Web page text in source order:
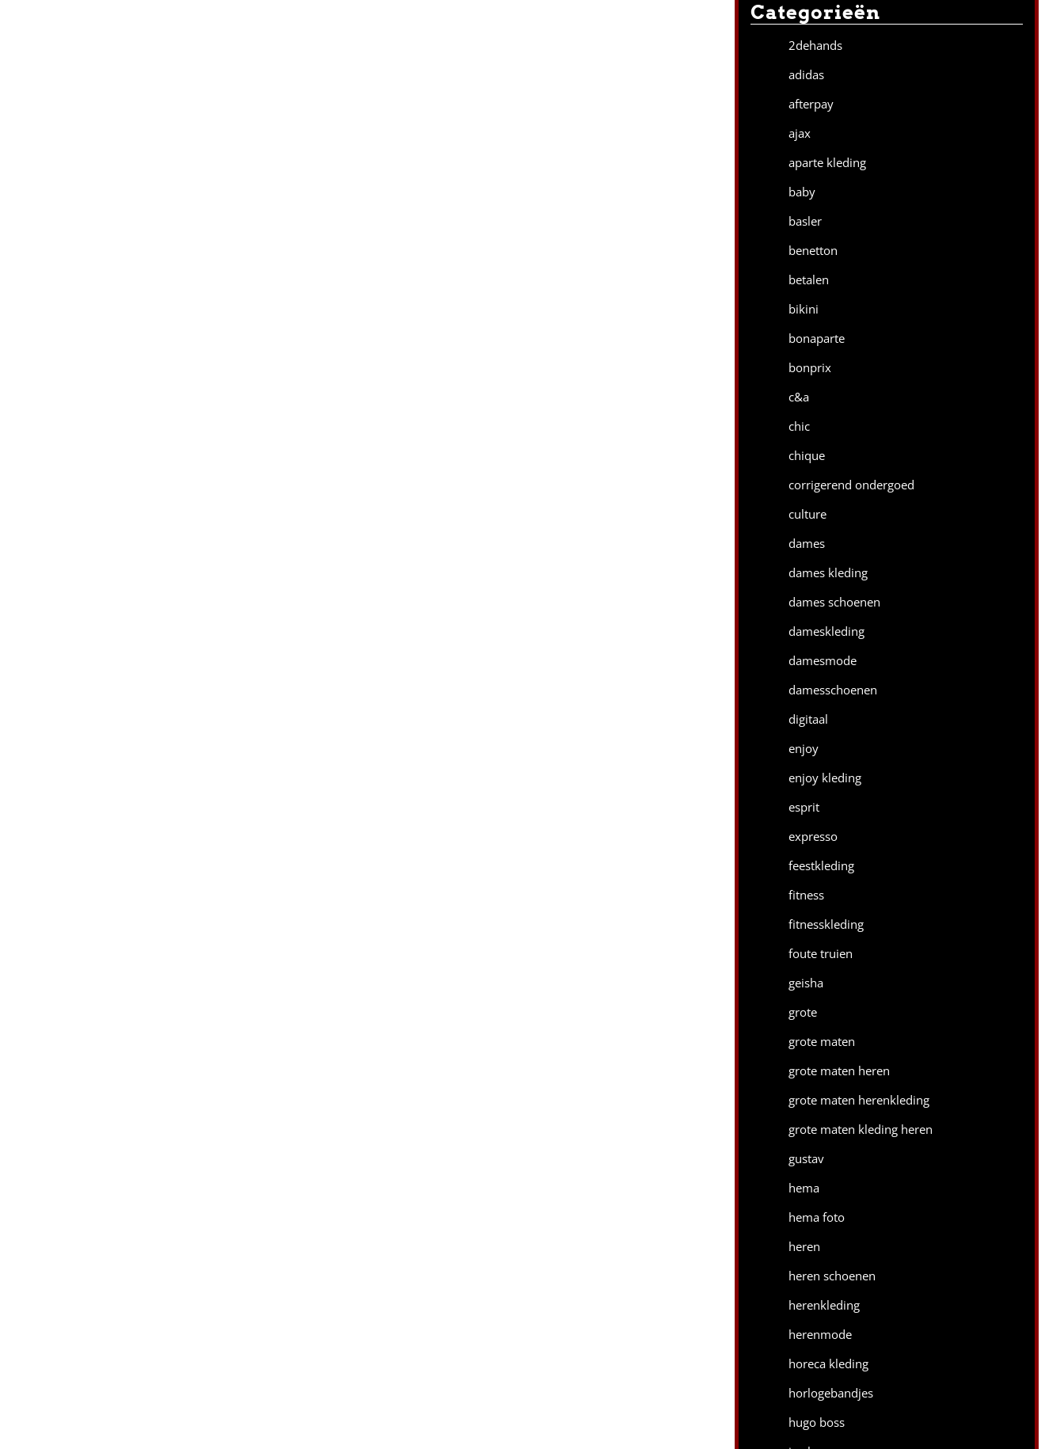
Categorieën
2dehands
adidas
afterpay
ajax
aparte kleding
baby
basler
benetton
betalen
bikini
bonaparte
bonprix
c&a
chic
chique
corrigerend ondergoed
culture
dames
dames kleding
dames schoenen
dameskleding
damesmode
damesschoenen
digitaal
enjoy
enjoy kleding
esprit
expresso
feestkleding
fitness
fitnesskleding
foute truien
geisha
grote
grote maten
grote maten heren
grote maten herenkleding
grote maten kleding heren
gustav
hema
hema foto
heren
heren schoenen
herenkleding
herenmode
horeca kleding
horlogebandjes
hugo boss